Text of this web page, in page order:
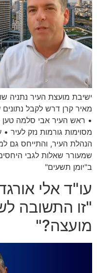
ישיבת מועצת העיר נתניה
מאיר קרן דרש לקבל נתונים
• ראש העיר אבי סלמה טען
מסוימות גורמות נזק לעיר
הנהלת העיר, והתייחס גם
שמעורר שאלות לגבי
ב"יומן תשעים"
עו"ד אלי
"זו התשובה
מועצה?"